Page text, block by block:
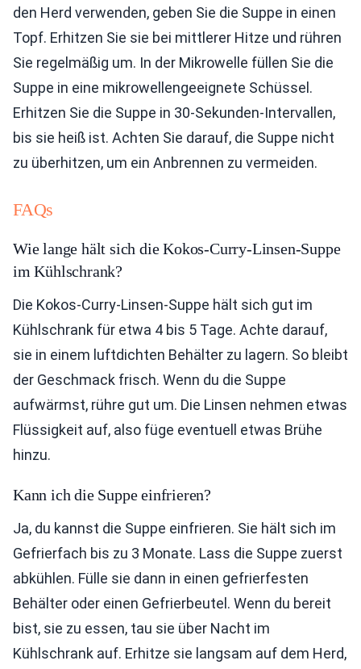
den Herd verwenden, geben Sie die Suppe in einen
Topf. Erhitzen Sie sie bei mittlerer Hitze und rühren
Sie regelmäßig um. In der Mikrowelle füllen Sie die
Suppe in eine mikrowellengeeignete Schüssel.
Erhitzen Sie die Suppe in 30-Sekunden-Intervallen,
bis sie heiß ist. Achten Sie darauf, die Suppe nicht
zu überhitzen, um ein Anbrennen zu vermeiden.
FAQs
Wie lange hält sich die Kokos-Curry-Linsen-Suppe
im Kühlschrank?
Die Kokos-Curry-Linsen-Suppe hält sich gut im
Kühlschrank für etwa 4 bis 5 Tage. Achte darauf,
sie in einem luftdichten Behälter zu lagern. So bleibt
der Geschmack frisch. Wenn du die Suppe
aufwärmst, rühre gut um. Die Linsen nehmen etwas
Flüssigkeit auf, also füge eventuell etwas Brühe
hinzu.
Kann ich die Suppe einfrieren?
Ja, du kannst die Suppe einfrieren. Sie hält sich im
Gefrierfach bis zu 3 Monate. Lass die Suppe zuerst
abkühlen. Fülle sie dann in einen gefrierfesten
Behälter oder einen Gefrierbeutel. Wenn du bereit
bist, sie zu essen, tau sie über Nacht im
Kühlschrank auf. Erhitze sie langsam auf dem Herd,